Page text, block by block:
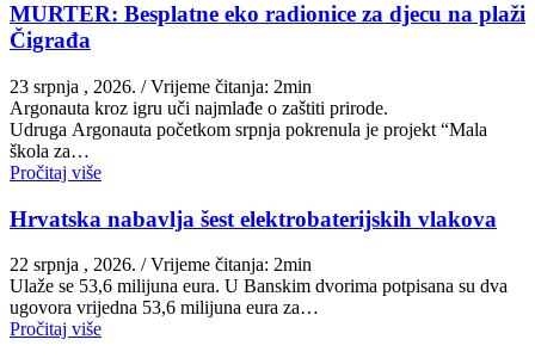
MURTER: Besplatne eko radionice za djecu na plaži
Čigrađa
23 srpnja , 2026. / Vrijeme čitanja: 2min
Argonauta kroz igru uči najmlađe o zaštiti prirode.
Udruga Argonauta početkom srpnja pokrenula je projekt “Mala
škola za…
Pročitaj više
Hrvatska nabavlja šest elektrobaterijskih vlakova
22 srpnja , 2026. / Vrijeme čitanja: 2min
Ulaže se 53,6 milijuna eura. U Banskim dvorima potpisana su dva
ugovora vrijedna 53,6 milijuna eura za…
Pročitaj više